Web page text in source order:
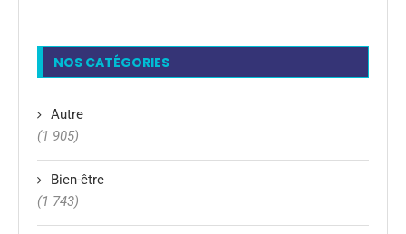
NOS CATÉGORIES
Autre
(1 905)
Bien-être
(1 743)